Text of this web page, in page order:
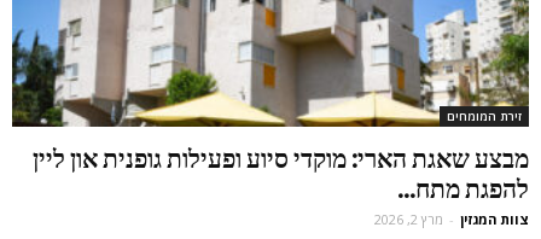
זירת המומחים
מבצע שאגת הארי: מוקדי סיוע ופעילות גופנית און ליין
להפגת מתח...
צוות המגזין - מרץ 2, 2026